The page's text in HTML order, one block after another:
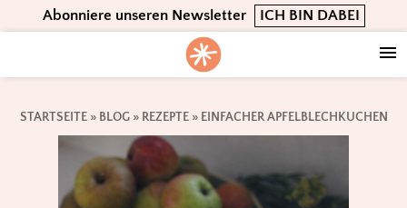
to
navigation
to
content
to
Abonniere unseren Newsletter ICH BIN DABEI
STARTSEITE» BLOG» REZEPTE» EINFACHER APFELBLECHKUCHEN